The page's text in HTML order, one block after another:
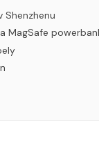
Shenzhenu
MagSafe